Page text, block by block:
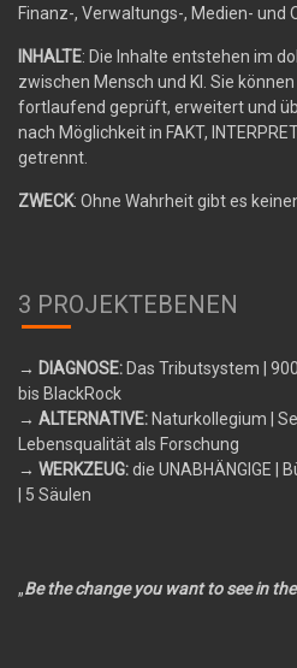
Finanz-, Verwaltungs-, Medien- und
INHALTE: Die Inhalte entstehen im
zwischen Mensch und KI. Sie
fortlaufend geprüft, erweitert und
nach Möglichkeit in FAKT,
getrennt.
ZWECK: Ohne Wahrheit gibt es
3 PROJEKTEBENEN
→ DIAGNOSE: Das Tributsystem |
bis BlackRock
→ ALTERNATIVE: Naturkollegium |
Lebensqualität als Forschung
→ WERKZEUG:die UNABHÄNGIGE |
| 5 Säulen
„Be the change you want to see in